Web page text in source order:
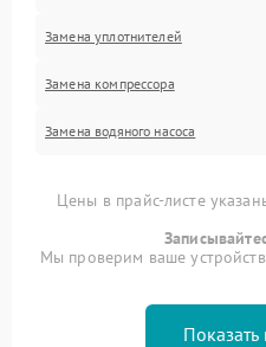
Замена уплотнителей
Замена компрессора
Замена водяного насоса
Цены в прайс-листе
Мы проверим ваше
Показать